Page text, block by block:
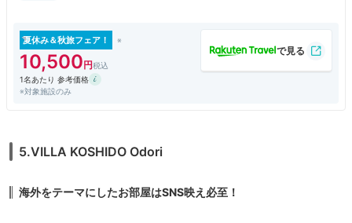
夏休み＆秋旅フェア！
10,500
1名あたり 参考価格
※対象施設のみ
5.VILLA KOSHIDO Odori
海外をテーマにしたお部屋はSNS映え必至！